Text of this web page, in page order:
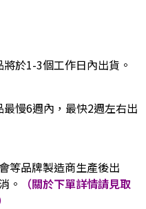
於1-3個工作日內出貨。
慢6週內，最快2週左右出
品牌製造商生產後出
。
（關於下單詳情請見取